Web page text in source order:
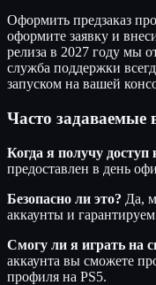
Оформить предзаказ
оформите заявку и
релиза в 2027 году мы
служба поддержки
запуском на вашей
Часто задаваемые
Когда я получу доступ
предоставлен в день
Безопасно ли это? Да,
аккаунты и
Смогу ли я играть на
аккаунта вы сможете
профиля на PS5.